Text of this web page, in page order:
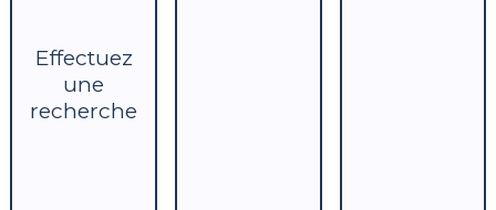
Effectuez
une
recherche